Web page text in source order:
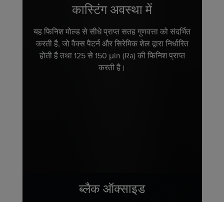
कास्टिंग अवस्था में
यह फिनिश मोल्ड से सीधे प्राप्त सतह गुणवत्ता को संदर्भित
करती है, जो वैक्स पैटर्न और सिरेमिक शेल द्वारा निर्धारित
होती है तथा 125 से 150 μin (Ra) की फिनिश प्राप्त
करती है।
ब्लैक ऑक्साइड